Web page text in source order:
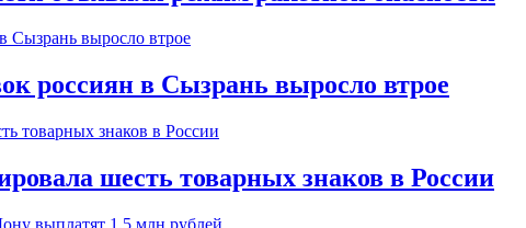
россиян в Сызрань выросло втрое
шесть товарных знаков в России